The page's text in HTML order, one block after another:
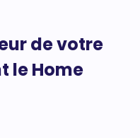
de votre
le Home